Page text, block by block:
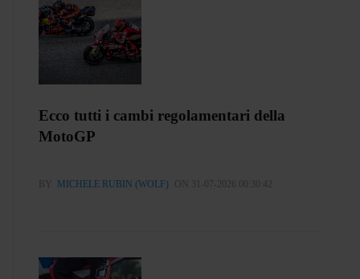
Ecco tutti i cambi regolamentari della
MotoGP
BY MICHELE RUBIN (WOLF) ON 31-07-2026 00:30:42